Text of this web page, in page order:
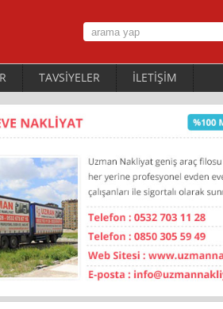
TAVSİYELER İLETİŞİM